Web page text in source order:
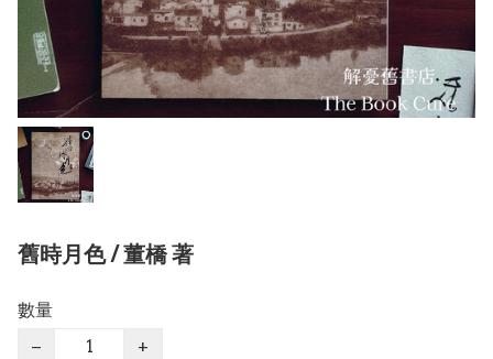
舊時月色 / 董橋 著
數量
−
+